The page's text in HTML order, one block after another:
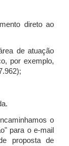
direto ao
de atuação
por exemplo,
o
para o e-mail
proposta de